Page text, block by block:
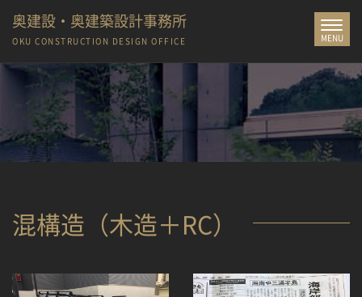
Toggle
MENU
奥建設・奥建築設計事務所
OKU CONSTRUCTION DESIGN OFFICE
混構造（木造＋RC）